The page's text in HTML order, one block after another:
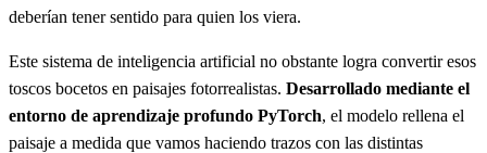
deberían tener sentido para quien los viera.
Este sistema de inteligencia artificial no obstante logra convertir esos
toscos bocetos en paisajes fotorrealistas. Desarrollado mediante el
entorno de aprendizaje profundo PyTorch, el modelo rellena el
paisaje a medida que vamos haciendo trazos con las distintas